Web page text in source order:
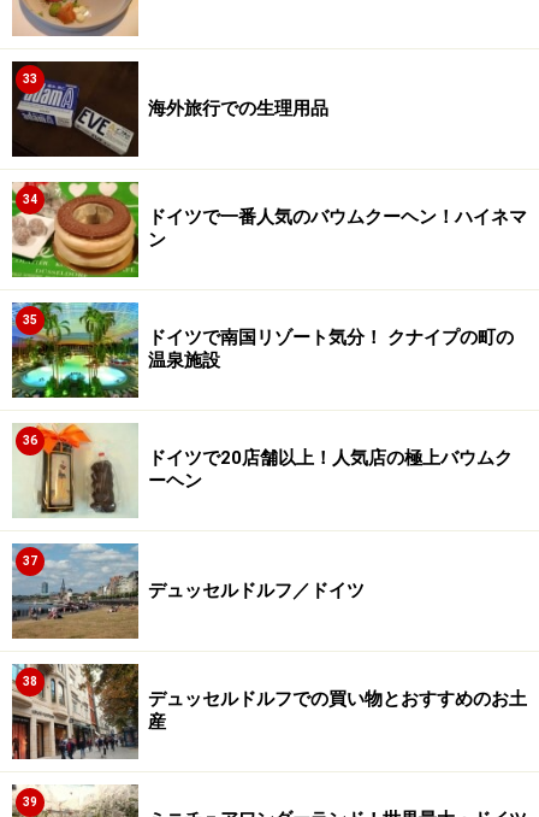
33
海外旅行での生理用品
34
ドイツで一番人気のバウムクーヘン！ハイネマ
ン
35
ドイツで南国リゾート気分！ クナイプの町の
温泉施設
36
ドイツで20店舗以上！人気店の極上バウムク
ーヘン
37
デュッセルドルフ／ドイツ
38
デュッセルドルフでの買い物とおすすめのお土
産
39